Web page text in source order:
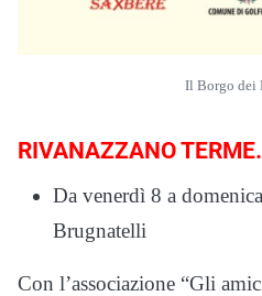
Il Borgo dei
RIVANAZZANO
Da venerdì 8 a
Brugnatelli
Con l’associazione “Gli